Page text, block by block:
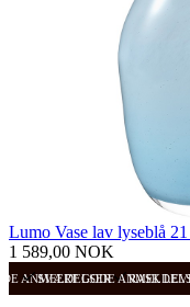
Lumo Vase lav lyseblå
1 589,00 NOK
ANMELDELSER RASK
SVÆRT GODE